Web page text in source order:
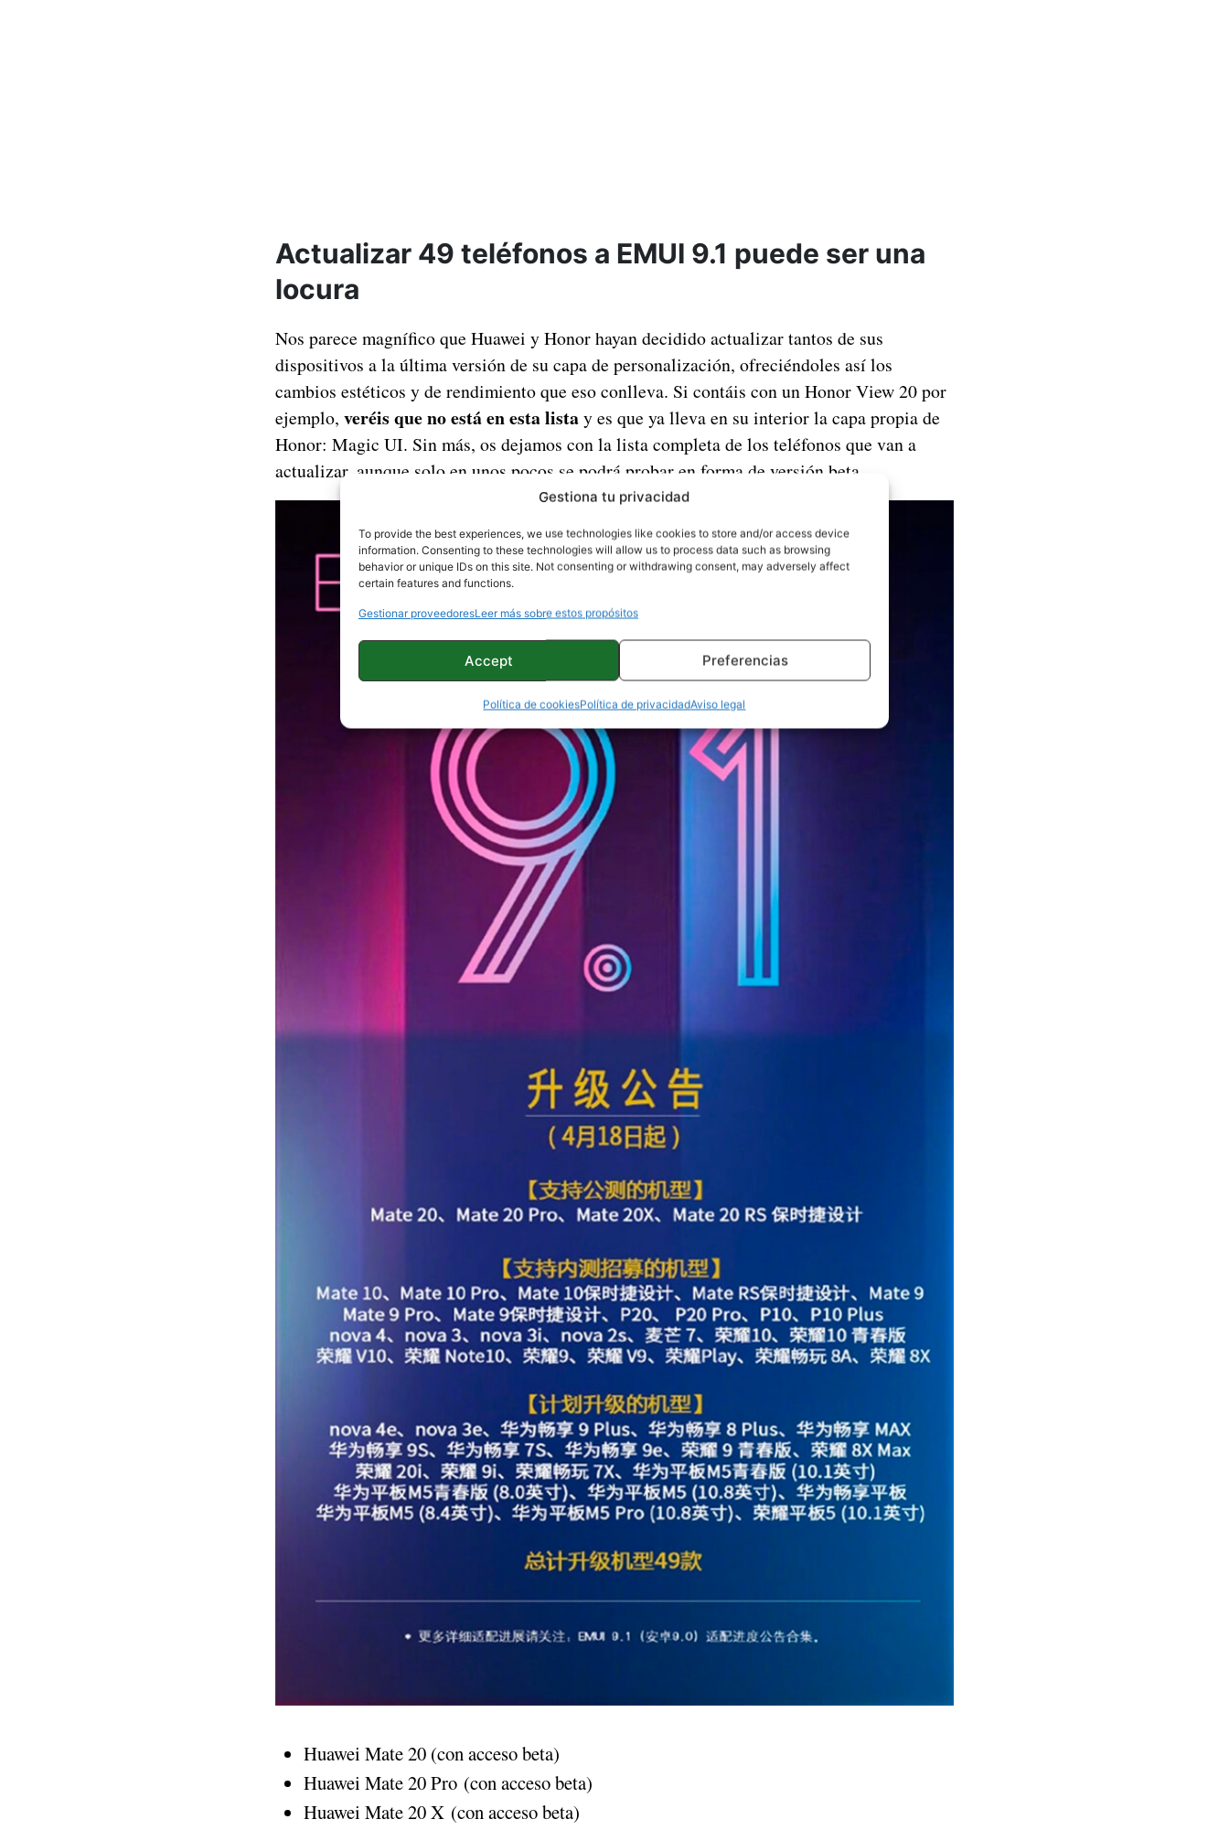
Gestiona tu privacidad
To provide the best experiences, we use technologies like cookies to store and/or access device
information. Consenting to these technologies will allow us to process data such as browsing
behavior or unique IDs on this site. Not consenting or withdrawing consent, may adversely affect
certain features and functions.
Gestionar proveedoresLeer más sobre estos propósitos
Accept Preferencias
Política de cookiesPolítica de privacidadAviso legal
Actualizar 49 teléfonos a EMUI 9.1 puede ser una
locura
Nos parece magnífico que Huawei y Honor hayan decidido actualizar tantos de sus
dispositivos a la última versión de su capa de personalización, ofreciéndoles así los
cambios estéticos y de rendimiento que eso conlleva. Si contáis con un Honor View 20 por
ejemplo, veréis que no está en esta listay es que ya lleva en su interior la capa propia de
Honor: Magic UI. Sin más, os dejamos con la lista completa de los teléfonos que van a
actualizar, aunque solo en unos pocos se podrá probar en forma de versión beta.
Huawei Mate 20 (con acceso beta)
Huawei Mate 20 Pro (con acceso beta)
Huawei Mate 20 X (con acceso beta)